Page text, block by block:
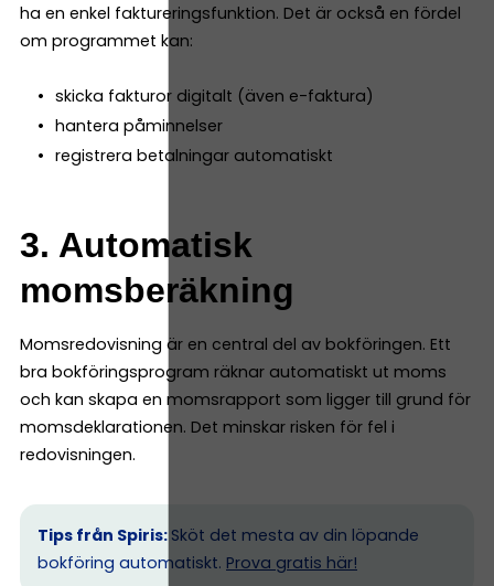
ha en enkel faktureringsfunktion. Det är också en fördel
om programmet kan:
skicka fakturor digitalt (även e-faktura)
hantera påminnelser
registrera betalningar automatiskt
3. Automatisk
momsberäkning
Momsredovisning är en central del av bokföringen. Ett
bra bokföringsprogram räknar automatiskt ut moms
och kan skapa en momsrapport som ligger till grund för
momsdeklarationen. Det minskar risken för fel i
redovisningen.
Tips från Spiris: Sköt det mesta av din löpande
bokföring automatiskt. Prova gratis här!